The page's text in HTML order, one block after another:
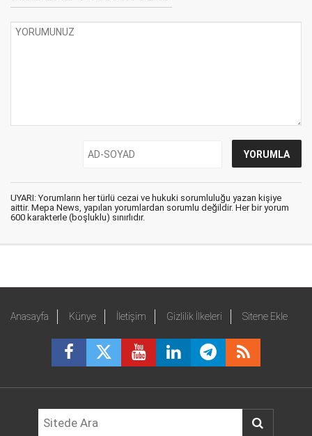
UYARI: Yorumların her türlü cezai ve hukuki sorumluluğu yazan kişiye
aittir. Mepa News, yapılan yorumlardan sorumlu değildir. Her bir yorum
600 karakterle (boşluklu) sınırlıdır.
Anasayfa Künye İletişim Gizlilik İlkeleri Sitene Ekle